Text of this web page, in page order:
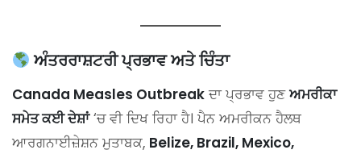
ਅੰਤਰਰਾਸ਼ਟਰੀ ਪ੍ਰਭਾਵ ਅਤੇ ਚਿੰਤਾ
Canada Measles Outbreak ਦਾ ਪ੍ਰਭਾਵ ਹੁਣਅਮਰੀਕਾ
ਸਮੇਤ ਕਈ ਦੇਸ਼ਾਂ‘ਚ ਵੀ ਦਿਖ ਰਿਹਾ ਹੈ। ਪੈਨ ਅਮਰੀਕਨ ਹੈਲਥ
ਆਰਗਨਾਈਜ਼ੇਸ਼ਨ ਮੁਤਾਬਕ, Belize, Brazil, Mexico,